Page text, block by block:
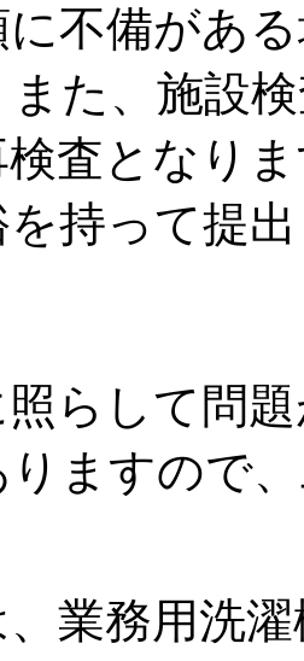
不備があ
た、施設
査となり
を持って提
らして問
りますので
業務用洗